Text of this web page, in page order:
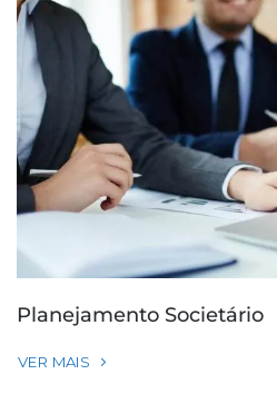
Planejamento Societário
VER MAIS